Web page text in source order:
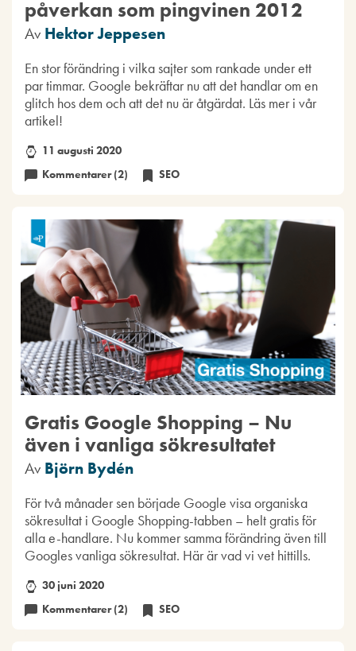
påverkan som pingvinen 2012
Av Hektor Jeppesen
En stor förändring i vilka sajter som rankade under ett
par timmar. Google bekräftar nu att det handlar om en
glitch hos dem och att det nu är åtgärdat. Läs mer i vår
artikel!
11 augusti 2020
Kommentarer (2)
SEO
Gratis Google Shopping – Nu
även i vanliga sökresultatet
Av Björn Bydén
För två månader sen började Google visa organiska
sökresultat i Google Shopping-tabben – helt gratis för
alla e-handlare. Nu kommer samma förändring även till
Googles vanliga sökresultat. Här är vad vi vet hittills.
30 juni 2020
Kommentarer (2)
SEO